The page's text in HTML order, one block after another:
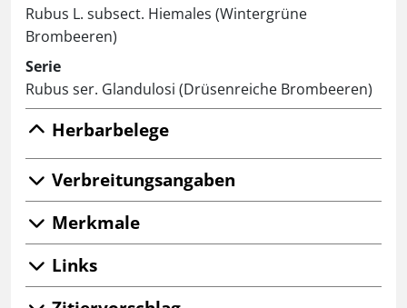
Rubus L. subsect. Hiemales (Wintergrüne
Brombeeren)
Serie
Rubus ser. Glandulosi (Drüsenreiche Brombeeren)
Herbarbelege
Verbreitungsangaben
Merkmale
Links